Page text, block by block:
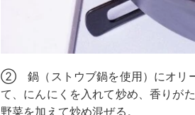
② 鍋（ストウブ鍋を使用）にオリ
て、にんにくを入れて炒め、香りが
野菜を加えて炒め混ぜる。